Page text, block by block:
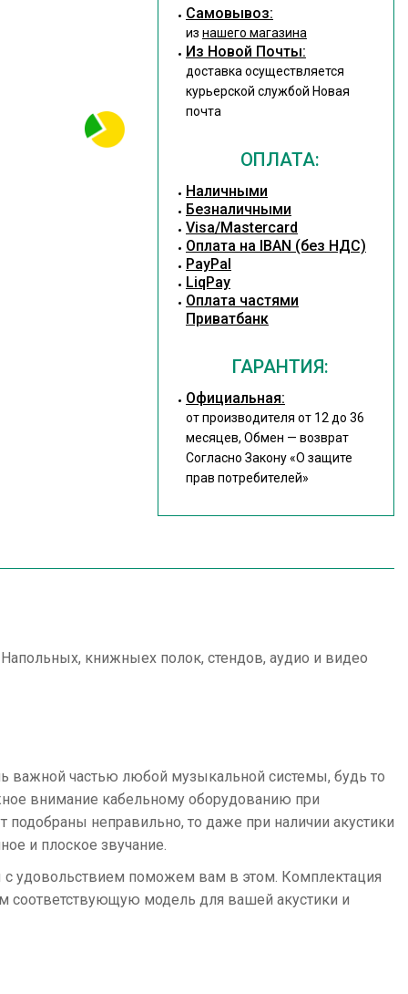
Cамовывоз:
из нашего магазина
Из Новой Почты:
доставка осуществляется
курьерской службой Новая
почта
ОПЛАТА:
Наличными
Безналичными
Visa/Mastercard
Оплата на IBAN (без НДС)
PayPal
LiqPay
Оплата частями
Приватбанк
ГАРАНТИЯ:
Официальная:
от производителя от 12 до 36
месяцев, Обмен — возврат
Согласно Закону«О защите
прав потребителей»
книжныех полок, стендов, аудио и видео
важной частью любой музыкальной системы, будь то
внимание кабельному оборудованию при
неправильно, то даже при наличии акустики
и плоское звучание.
удовольствием поможем вам в этом. Комплектация
соответствующую модель для вашей акустики и